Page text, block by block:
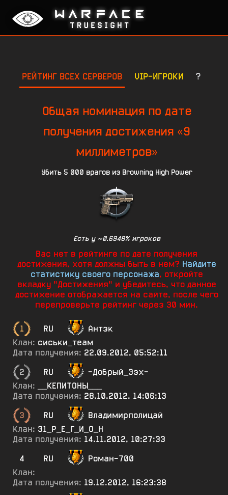
РЕЙТИНГ ВСЕХ СЕРВЕРОВ VIP-ИГРОКИ ?
Общая номинация по дате
получения достижения «9
миллиметров»
Убить 5 000 врагов из Browning High Power
Есть у ~0.6948% игроков
Вас нет в рейтинге по дате получения
достижения, хотя должны быть в нем? Найдите
статистику своего персонажа, откройте
вкладку "Достижения" и убедитесь, что данное
достижение отображается на сайте, после чего
перепроверьте рейтинг через 30 мин.
1 RU
Антэк
Клан: сиськи_теам
Дата получения: 22.09.2012, 05:52:11
2
RU
-Добрый_Ээх-
Клан:
__КЕПИТОНЫ___
Дата получения: 28.10.2012, 14:06:13
3
RU
Владимирполицай
Клан: 31_Р_Е_Г_И_О_Н
Дата получения: 14.11.2012, 10:27:33
4
RU
Роман-700
Клан:
Дата получения: 19.12.2012, 16:23:38